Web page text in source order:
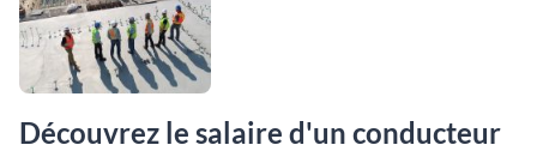
Découvrez le salaire d'un conducteur